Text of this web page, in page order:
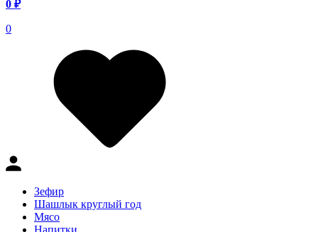
0 ₽
0
Зефир
Шашлык круглый год
Мясо